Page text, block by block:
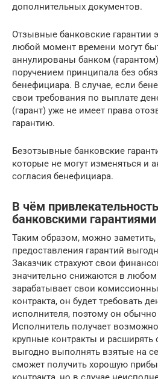
дополнительных документов.
Отзывные банковские гарантии
любой момент времени могут
аннулированы банком
поручением принципала без
бенефициара. В случае, если
свои требования по выплате
(гарант) уже не имеет права
гарантию.
Безотзывные банковские
которые не могут изменяться и
согласия бенефициара.
В чём
банковскими гарантиями
Таким образом, можно заметить,
предоставления гарантий
Заказчик страхуют свои
значительно снижаются в любом
зарабатывает свои
контракта, он будет требовать
исполнителя, поэтому он обычно
Исполнитель получает
крупные контракты и расширять
выгодно выполнять взятые на
сможет получить хорошую